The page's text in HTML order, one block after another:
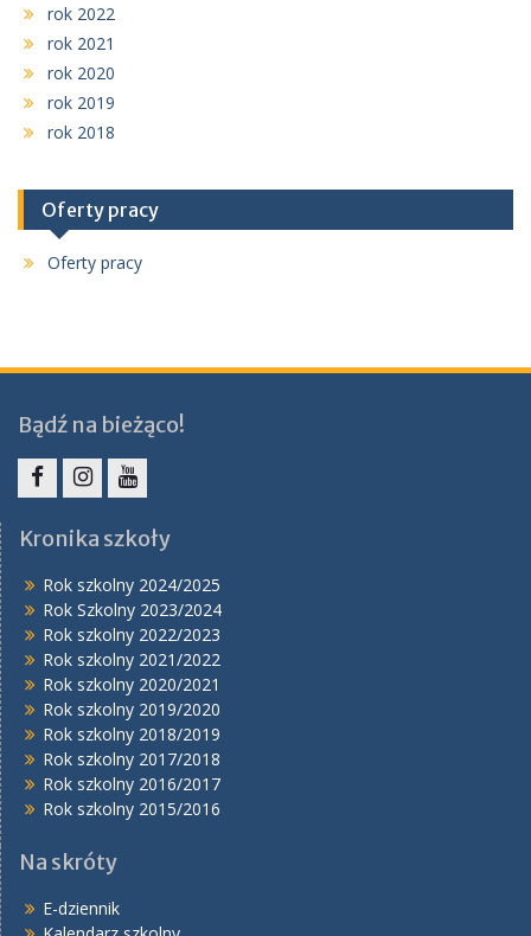
rok 2022
rok 2021
rok 2020
rok 2019
rok 2018
Oferty pracy
Oferty pracy
Bądź na bieżąco!
Kronika szkoły
Rok szkolny 2024/2025
Rok Szkolny 2023/2024
Rok szkolny 2022/2023
Rok szkolny 2021/2022
Rok szkolny 2020/2021
Rok szkolny 2019/2020
Rok szkolny 2018/2019
Rok szkolny 2017/2018
Rok szkolny 2016/2017
Rok szkolny 2015/2016
Na skróty
E-dziennik